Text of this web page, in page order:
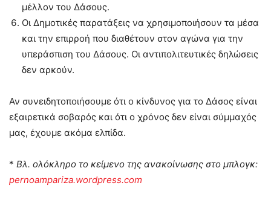
μέλλον του Δάσους.
Οι Δημοτικές παρατάξεις να χρησιμοποιήσουν τα μέσα
και την επιρροή που διαθέτουν στον αγώνα για την
υπεράσπιση του Δάσους. Οι αντιπολιτευτικές δηλώσεις
δεν αρκούν.
Αν συνειδητοποιήσουμε ότι ο κίνδυνος για το Δάσος είναι
εξαιρετικά σοβαρός και ότι ο χρόνος δεν είναι σύμμαχός
μας, έχουμε ακόμα ελπίδα.
* Βλ. ολόκληρο το κείμενο της ανακοίνωσης στο μπλογκ:
pernoampariza.wordpress.com